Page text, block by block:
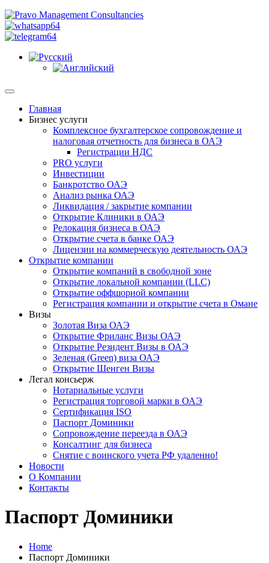
Главная
Бизнес услуги
Комплексное бухгалтерское сопровождение и
налоговая отчетность для бизнеса в ОАЭ
Регистрации НДС
PRO услуги
Инвестиции
Банкротство ОАЭ
Анализ рынка ОАЭ
Ликвидация / закрытие компании
Открытие Клиники в ОАЭ
Релокация бизнеса в ОАЭ
Открытие счета в банке ОАЭ
Лицензии на коммерческую деятельность ОАЭ
Открытие компании
Открытие компаний в свободной зоне
Открытие локальной компании (LLC)
Открытие оффшорной компании
Регистрация компании и открытие счета в Омане
Визы
Золотая Виза ОАЭ
Открытие Фриланс Визы ОАЭ
Открытие Резидент Визы в ОАЭ
Зеленая (Green) виза ОАЭ
Открытие Шенген Визы
Легал консьерж
Нотариальные услуги
Регистрация торговой марки в ОАЭ
Сертификация ISO
Паспорт Доминики
Сопровождение переезда в ОАЭ
Консалтинг для бизнеса
Снятие с воинского учета РФ удаленно!
Новости
О Компании
Контакты
Паспорт Доминики
Home
Паспорт Доминики